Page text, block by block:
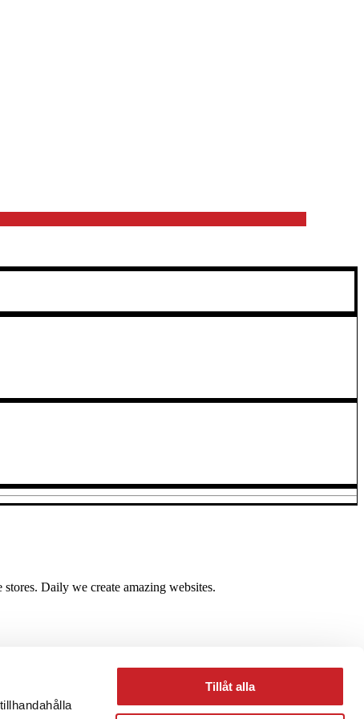
Tillåt alla
Daily we create amazing websites.